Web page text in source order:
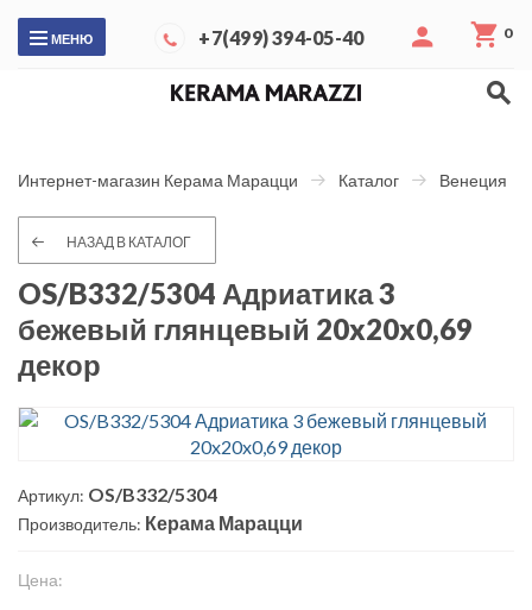
МЕНЮ +7(499) 394-05-40 0
Интернет-магазин Керама Марацци Каталог Венеция
НАЗАД В КАТАЛОГ
OS/B332/5304 Адриатика 3
бежевый глянцевый 20x20x0,69
декор
Артикул: OS/B332/5304
Производитель: Керама Марацци
Цена: